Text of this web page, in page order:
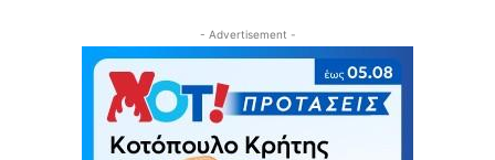
- Advertisement -